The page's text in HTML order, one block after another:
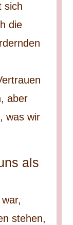
sich
die
aber
was wir
als
stehen,